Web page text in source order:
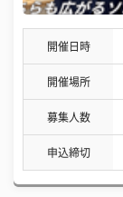
開催日時
開催場所
募集人数
申込締切